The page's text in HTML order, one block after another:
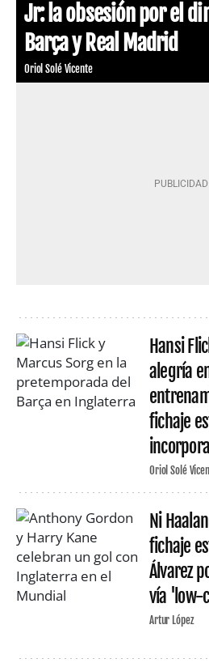
Jr: la obsesión por el
Barça y Real Madrid
Oriol Solé Vicente
Hansi
alegría
fichaje
Oriol Solé
Ni
fichaje
Álvarez
vía 'low-
Artur López